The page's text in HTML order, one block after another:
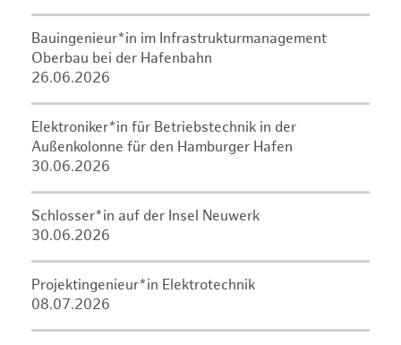
Bauingenieur*in im Infrastrukturmanagement
Oberbau bei der Hafenbahn
26.06.2026
Elektroniker*in für Betriebstechnik in der
Außenkolonne für den Hamburger Hafen
30.06.2026
Schlosser*in auf der Insel Neuwerk
30.06.2026
Projektingenieur*in Elektrotechnik
08.07.2026